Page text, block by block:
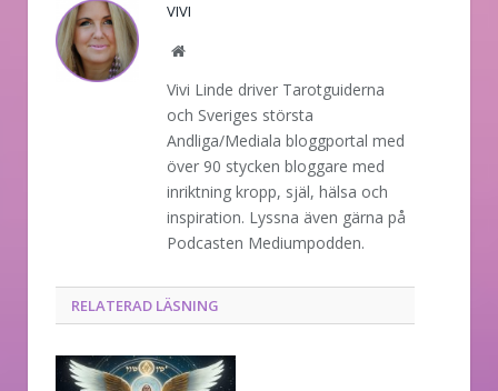
VIVI
Website
Vivi Linde driver Tarotguiderna
och Sveriges största
Andliga/Mediala bloggportal med
över 90 stycken bloggare med
inriktning kropp, själ, hälsa och
inspiration. Lyssna även gärna på
Podcasten Mediumpodden.
RELATERAD LÄSNING